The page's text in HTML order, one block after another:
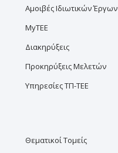
Αμοιβές Ιδιωτικών Έργων
MyTEE
Διακηρύξεις
Προκηρύξεις Μελετών
Υπηρεσίες ΤΠ-ΤΕΕ
Θεματικοί Τομείς